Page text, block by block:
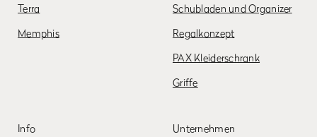
Terra
Memphis
Schubladen und Organizer
Regalkonzept
PAX Kleiderschrank
Griffe
Info Unternehmen